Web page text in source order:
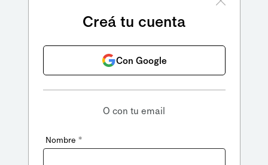
Creá tu cuenta
Con Google
O con tu email
Nombre *